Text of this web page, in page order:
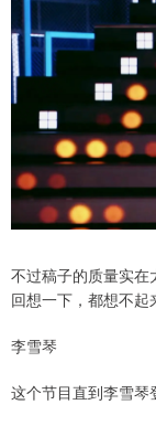
不过稿子的质量实在
回想一下，都想不起
李雪琴
这个节目直到李雪琴